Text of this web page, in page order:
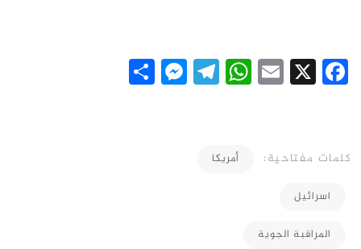
Facebook
X
Email
WhatsApp
Telegram
Messenger
كلمات مفتاحية: أمريكا
اسرائيل
المراقبة الجوية